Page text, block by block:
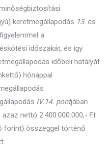
keretmegállapodás 13. és
a
időszakát, és így
időbeli hatályát
hónappal
IV.14. pontjában
nettó 2.400.000.000,- Ft
forint) összeggel történő